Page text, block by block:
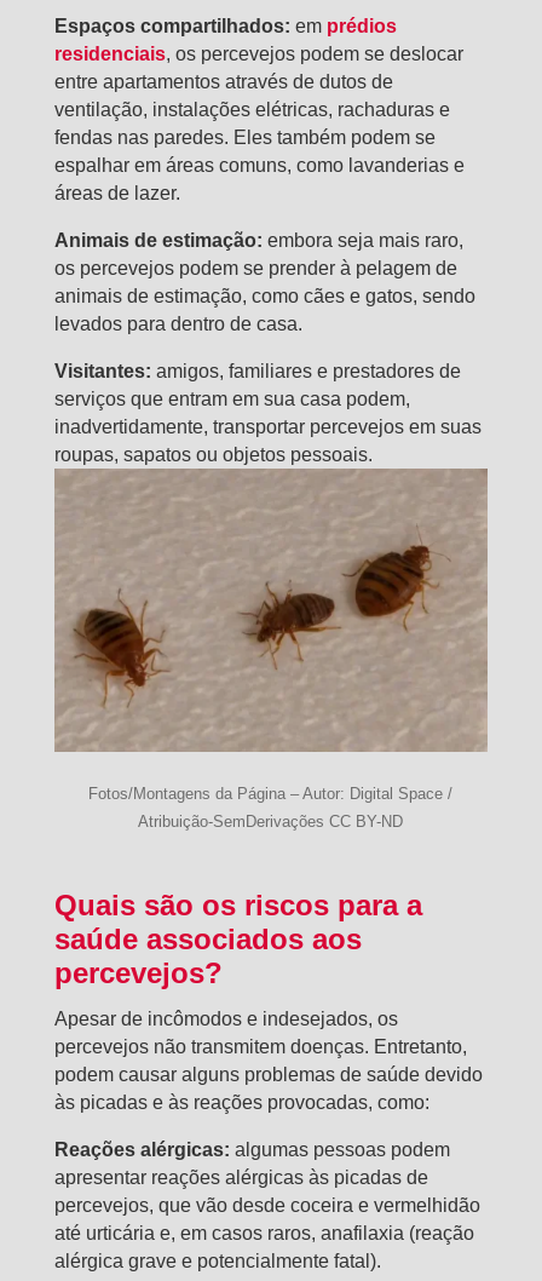
Espaços compartilhados: em prédios
residenciais, os percevejos podem se deslocar
entre apartamentos através de dutos de
ventilação, instalações elétricas, rachaduras e
fendas nas paredes. Eles também podem se
espalhar em áreas comuns, como lavanderias e
áreas de lazer.
Animais de estimação: embora seja mais raro,
os percevejos podem se prender à pelagem de
animais de estimação, como cães e gatos, sendo
levados para dentro de casa.
Visitantes: amigos, familiares e prestadores de
serviços que entram em sua casa podem,
inadvertidamente, transportar percevejos em suas
roupas, sapatos ou objetos pessoais.
Fotos/Montagens da Página – Autor: Digital Space /
Atribuição-SemDerivações CC BY-ND
Quais são os riscos para a
saúde associados aos
percevejos?
Apesar de incômodos e indesejados, os
percevejos não transmitem doenças. Entretanto,
podem causar alguns problemas de saúde devido
às picadas e às reações provocadas, como:
Reações alérgicas: algumas pessoas podem
apresentar reações alérgicas às picadas de
percevejos, que vão desde coceira e vermelhidão
até urticária e, em casos raros, anafilaxia (reação
alérgica grave e potencialmente fatal).